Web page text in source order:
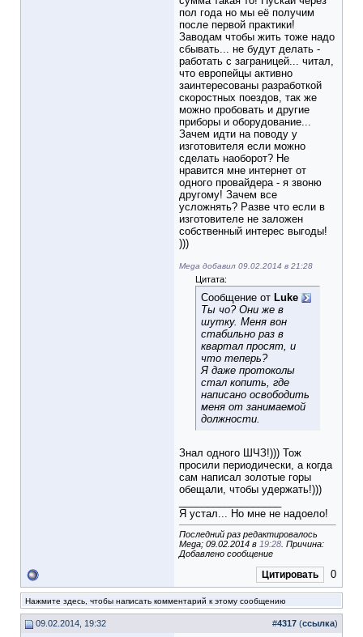
пол года но мы её получим
после первой практики!
Заводам чтобы жить тоже надо
сбывать... не будут делать -
работать с заграницей... читал,
что европейцы активно
заинтересованы разработкой
скоростных поездов, так же
можно пробовать и другие
приборы и оборудование...
Зачем идти на поводу у
изготовителя если можно
сделать наоборот? Не
нравится мне интернет от
одного провайдера - я звоню
другому! Зачем все
усложнять? Разве что если в
изготовителе не заложен
собственный интерес выгоды!
)))
Mega добавил 09.02.2014 в 21:28
Цитата:
Сообщение от Luke
Ты чо? Они же в
шутку. Меня вон
стабильно раз в
квартал просят, и
что теперь?
Я даже протоколы
стал копить, где
написано освободить
меня от занимаемой
должности.
Знал одного ШЧЗ!))) Тож
просили периодически, а когда
сам написал золотые горы
обещали, чтобы удержать!)))
Я устал... Но мне не надоело!
Последний раз редактировалось
Mega; 09.02.2014 в 19:28 . Причина:
Добавлено сообщение
Цитировать 0
Нажмите здесь, чтобы написать комментарий к этому сообщению
09.02.2014, 19:32 #4317 (ссылка)